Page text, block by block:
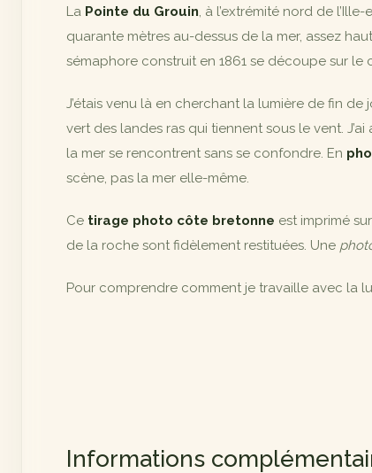
La Pointe du Grouin, à l’extrémité nord de
quarante mètres au-dessus de la mer, assez
sémaphore construit en 1861 se découpe sur le
J’étais venu là en cherchant la lumière de fin
vert des landes ras qui tiennent sous le vent.
la mer se rencontrent sans se confondre. En
scène, pas la mer elle-même.
Ce tirage photo côte bretonne est imprimé
de la roche sont fidèlement restituées. Une
Pour comprendre comment je travaille avec la
Informations